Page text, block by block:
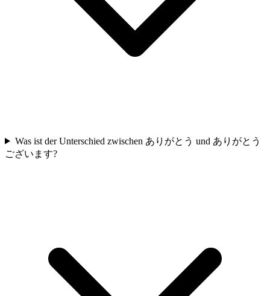
Was ist der Unterschied zwischen ありがとう und ありがとう
ございます?